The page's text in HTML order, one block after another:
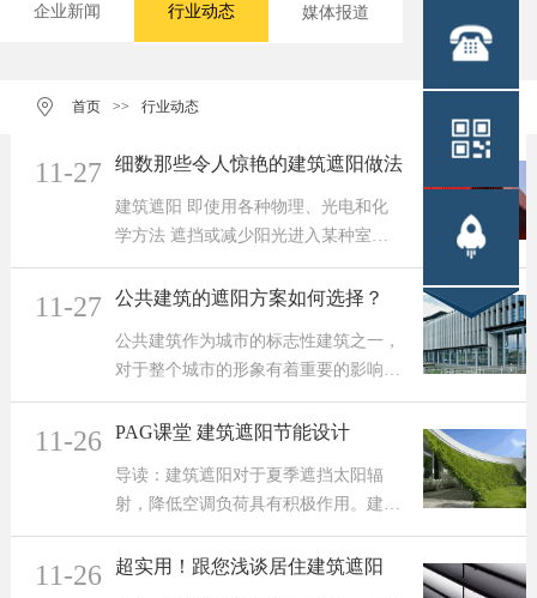
企业新闻 行业动态 媒体报道
首页 >> 行业动态
11-27 细数那些令人惊艳的建筑遮阳做法
建筑遮阳 即使用各种物理、光电和化
学方法 遮挡或减少阳光进入某种室内
外空间 改善该处的光环境和舒适度，
起到节能作用 近年来随着建筑节能逐
分必要的 - 建筑遮阳的分...
11-27 公共建筑的遮阳方案如何选择？
公共建筑作为城市的标志性建筑之一，
对于整个城市的形象有着重要的影响，
代表着这个城市的经济及文化实力。可
以说公共建筑的整体品质代表着一个城
的短缺使得绿色建筑、节能建筑的发展
越来越受到政府的重...
11-26 PAG课堂 建筑遮阳节能设计
导读：建筑遮阳对于夏季遮挡太阳辐
射，降低空调负荷具有积极作用。建筑
遮阳也越来越广泛被运用在建筑设计
中，同时形式也越来越多样化。在近年
11-26 超实用！跟您浅谈居住建筑遮阳
0731-